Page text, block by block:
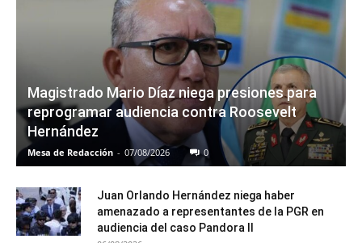
Magistrado Mario Díaz niega presiones para
reprogramar audiencia contra Roosevelt
Hernández
Mesa de Redacción - 07/08/2026 0
Juan Orlando Hernández niega haber
amenazado a representantes de la PGR en
audiencia del caso Pandora II